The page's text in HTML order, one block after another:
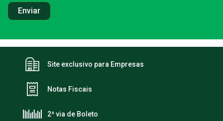
Site exclusivo para Empresas
Notas Fiscais
2ª via de Boleto